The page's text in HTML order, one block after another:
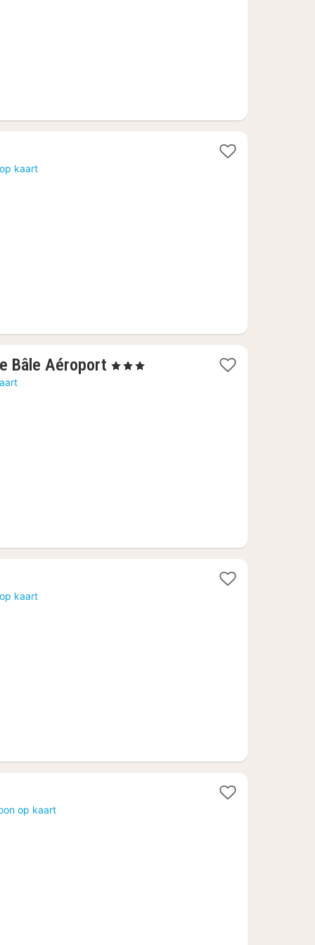
kaart
Bâle Aéroport 1
, 3 Sterren
kaart
op kaart